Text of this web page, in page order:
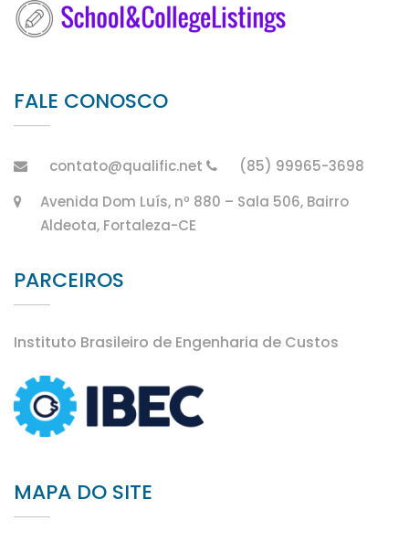
FALE CONOSCO
contato@qualific.net
(85) 99965-3698
Avenida Dom Luís, nº 880 – Sala 506, Bairro
Aldeota, Fortaleza-CE
PARCEIROS
Instituto Brasileiro de Engenharia de Custos
MAPA DO SITE